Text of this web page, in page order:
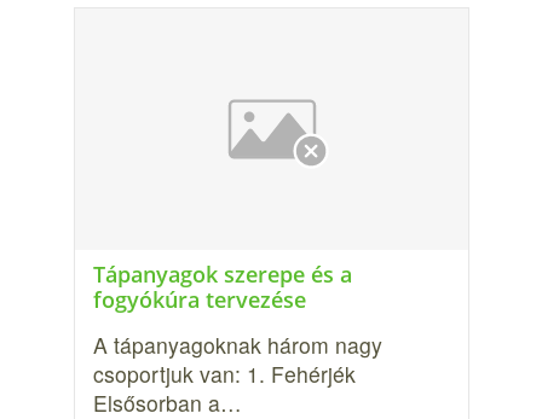
Tápanyagok szerepe és a
fogyókúra tervezése
A tápanyagoknak három nagy
csoportjuk van: 1. Fehérjék
Elsősorban a…